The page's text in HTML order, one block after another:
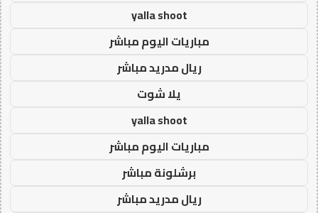
yalla shoot
مباريات اليوم مباشر
ريال مدريد مباشر
يلا شوت
yalla shoot
مباريات اليوم مباشر
برشلونة مباشر
ريال مدريد مباشر